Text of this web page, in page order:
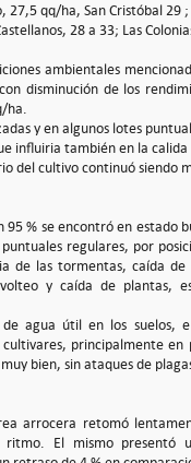
qq/ha, San Cristóbal 29
28 a 33; Las
ambientales
disminución de los
ha.
y en algunos lotes
influiria también en la
del cultivo continuó siendo
95 % se encontró en estado
regulares, por
de las tormentas, caída
y caída de plantas,
de agua útil en los
principalmente
bien, sin ataques de
arrocera retomó
El mismo